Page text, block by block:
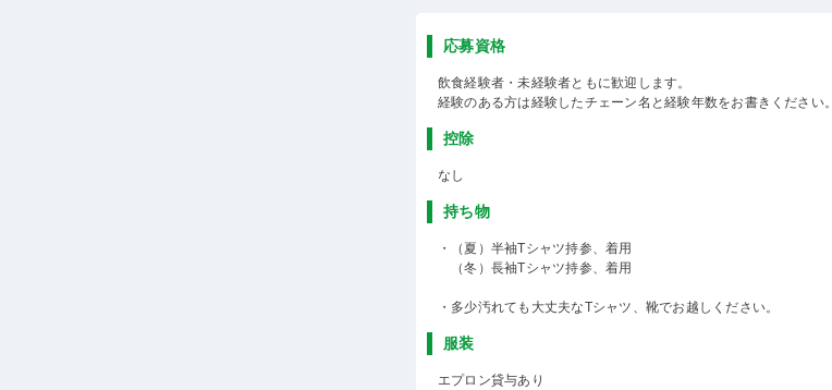
応募資格
飲食経験者・未経験者ともに歓迎します。
経験のある方は経験したチェーン名と経験年数をお書きください。
控除
なし
持ち物
・（夏）半袖Tシャツ持参、着用
（冬）長袖Tシャツ持参、着用
・多少汚れても大丈夫なTシャツ、靴でお越しください。
服装
エプロン貸与あり